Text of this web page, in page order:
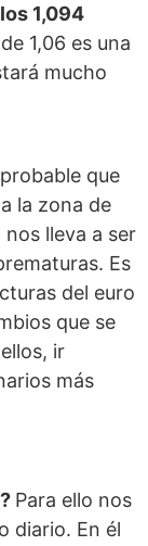
1,094
1,06 es una
mucho
que
la zona de
nos lleva a ser
Es
del euro
que se
ir
más
Para ello nos
diario. En él